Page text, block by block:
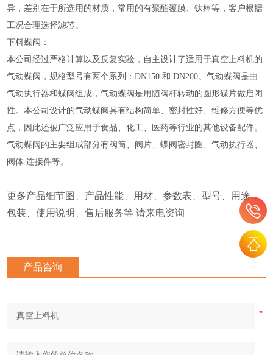
异，差别在于所选用的材质，常用的有聚酯覆膜、钛棒等，客户根据
工况合理选择滤芯。
下料蝶阀：
本公司经过严格计算以及反复实验，自主设计了适用于真空上料机的
气动蝶阀，规格型号有两个系列：DN150 和 DN200。气动蝶阀是由
气动执行器和蝶阀组成，气动蝶阀是用随阀杆转动的圆形碟片做启闭
性。本公司设计的气动蝶阀具有结构简单、密封性好、维修方便等优
点，因此还被广泛应用于食品、化工、医药等行业的其他设备配件。
气动蝶阀的主要组成部分有阀筒、阀片、蝶阀密封圈、气动执行器、
阀体 连接件等。
更多产品细节图、产品性能、用材、参数表、型号、用途，
包装、使用说明、售后服务等 请来电资询
产品咨询